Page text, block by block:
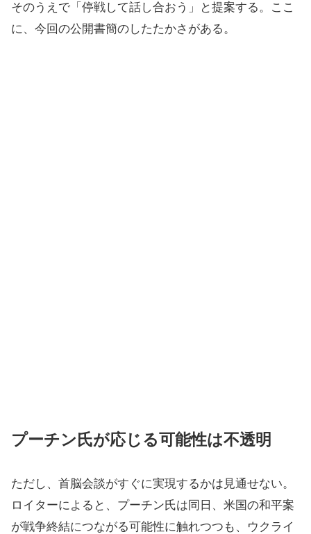
そのうえで「停戦して話し合おう」と提案する。ここ
に、今回の公開書簡のしたたかさがある。
プーチン氏が応じる可能性は不透明
ただし、首脳会談がすぐに実現するかは見通せない。
ロイターによると、プーチン氏は同日、米国の和平案
が戦争終結につながる可能性に触れつつも、ウクライ